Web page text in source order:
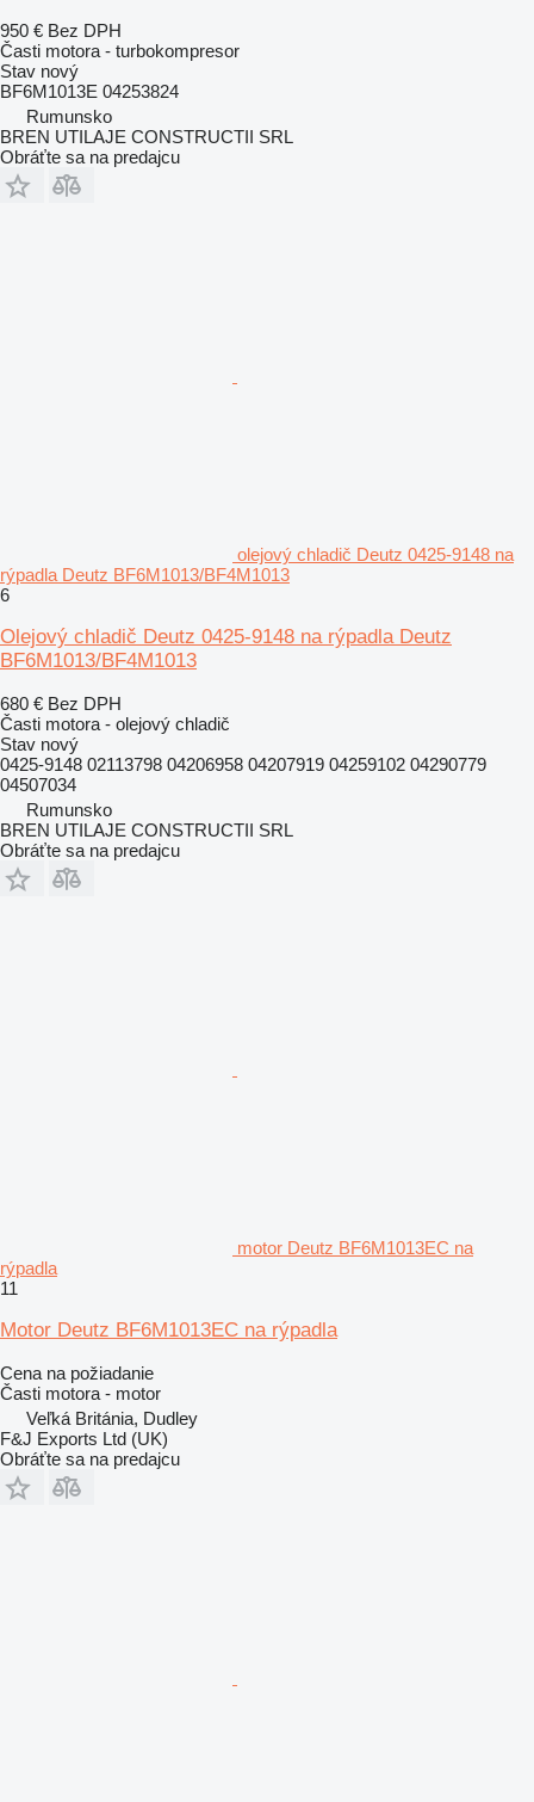
950 € Bez DPH
Časti motora - turbokompresor
Stav nový
BF6M1013E 04253824
Rumunsko
BREN UTILAJE CONSTRUCTII SRL
Obráťte sa na predajcu
olejový chladič Deutz 0425-9148 na
rýpadla Deutz BF6M1013/BF4M1013
6
Olejový chladič Deutz 0425-9148 na rýpadla Deutz
BF6M1013/BF4M1013
680 € Bez DPH
Časti motora - olejový chladič
Stav nový
0425-9148 02113798 04206958 04207919 04259102 04290779
04507034
Rumunsko
BREN UTILAJE CONSTRUCTII SRL
Obráťte sa na predajcu
motor Deutz BF6M1013EC na
rýpadla
11
Motor Deutz BF6M1013EC na rýpadla
Cena na požiadanie
Časti motora - motor
Veľká Británia, Dudley
F&J Exports Ltd (UK)
Obráťte sa na predajcu